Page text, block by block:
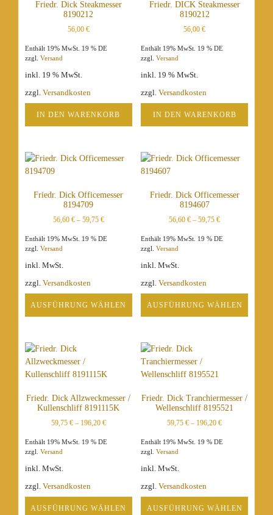
Friedr. Dick Steakmesser
8190212
56,00 €
Enthält 19% MwSt. 19 % DE
zzgl. Versand
inkl. 19 % MwSt.
zzgl. Versandkosten
IN DEN WARENKORB
Friedr. DICK Steakmesser
8190212
56,00€
Enthält 19% MwSt. 19 % DE
zzgl.Versand
inkl. 19 % MwSt.
zzgl.Versandkosten
IN DEN WARENKORB
Friedr. Dick Officemesser
8194709
56,60 €– 59,75 €
Enthält 19% MwSt. 19 % DE
zzgl. Versand
inkl. MwSt.
zzgl. Versandkosten
AUSFÜHRUNG WÄHLEN
weist
mehrere
Varianten
Die
Optionen
auf
der
Produktseite
werden
Friedr. Dick Officemesser
8194607
56,60€ –59,75€
Enthält 19% MwSt. 19 % DE
zzgl.Versand
inkl. MwSt.
zzgl.Versandkosten
AUSFÜHRUNG WÄHLEN
weist
mehrere
Varianten
Die
Optionen
auf
der
Produktseite
werden
Friedr. Dick Allzweckmesser /
Kullenschliff 8191115K
59,75 €– 196,20 €
Enthält 19% MwSt. 19 % DE
zzgl. Versand
inkl. MwSt.
zzgl. Versandkosten
AUSFÜHRUNG WÄHLEN
Friedr. Dick Tranchiermesser /
Wellenschliff 8195521
59,75€ – 196,20€
Enthält 19% MwSt. 19 % DE
zzgl.Versand
inkl. MwSt.
zzgl.Versandkosten
AUSFÜHRUNG WÄHLEN